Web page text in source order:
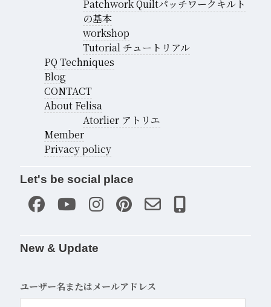
Patchwork Quiltパッチワークキルト
の基本
workshop
Tutorial チュートリアル
PQ Techniques
Blog
CONTACT
About Felisa
Atorlier アトリエ
Member
Privacy policy
Let's be social place
New & Update
ユーザー名またはメールアドレス